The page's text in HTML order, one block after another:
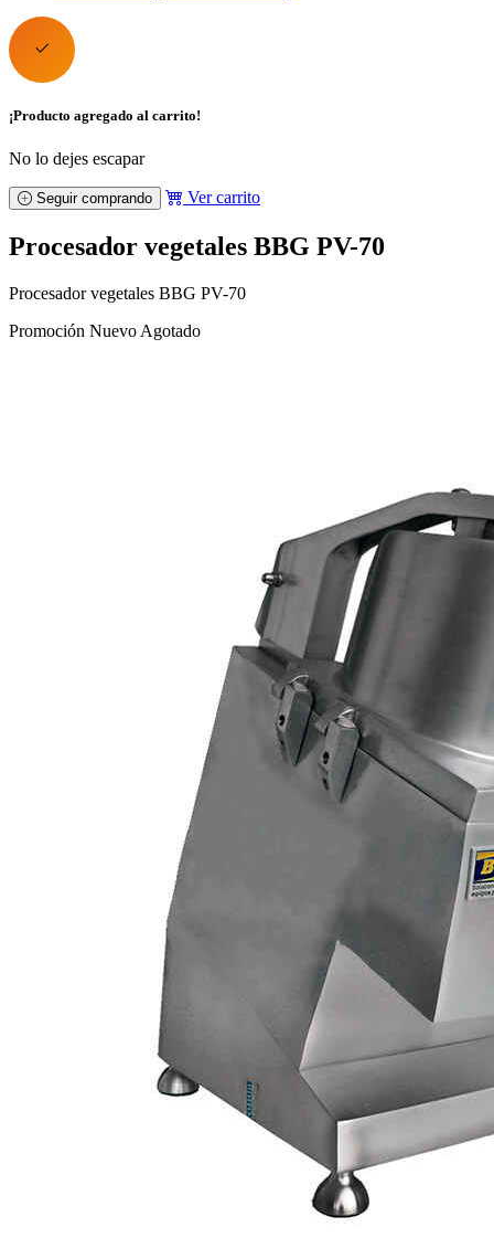
¡Producto agregado al carrito!
No lo dejes escapar
Seguir comprando Ver carrito
Procesador vegetales BBG PV-70
Procesador vegetales BBG PV-70
Promoción Nuevo Agotado